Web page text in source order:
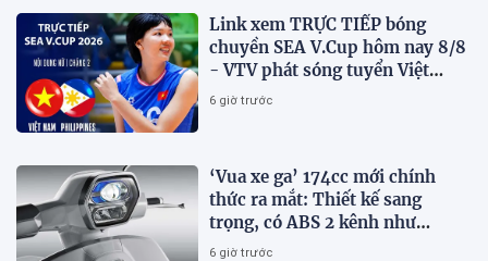
Link xem TRỰC TIẾP bóng
chuyền SEA V.Cup hôm nay 8/8
- VTV phát sóng tuyển Việt
Nam đấu Philippines
6 giờ trước
‘Vua xe ga’ 174cc mới chính
thức ra mắt: Thiết kế sang
trọng, có ABS 2 kênh như
Honda SH, giá hấp dẫn
6 giờ trước